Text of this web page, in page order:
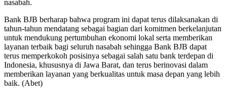
nasabah.
Bank BJB berharap bahwa program ini dapat terus dilaksanakan di
tahun-tahun mendatang sebagai bagian dari komitmen berkelanjutan
untuk mendukung pertumbuhan ekonomi lokal serta memberikan
layanan terbaik bagi seluruh nasabah sehingga Bank BJB dapat
terus memperkokoh posisinya sebagai salah satu bank terdepan di
Indonesia, khususnya di Jawa Barat, dan terus berinovasi dalam
memberikan layanan yang berkualitas untuk masa depan yang lebih
baik. (Abet)